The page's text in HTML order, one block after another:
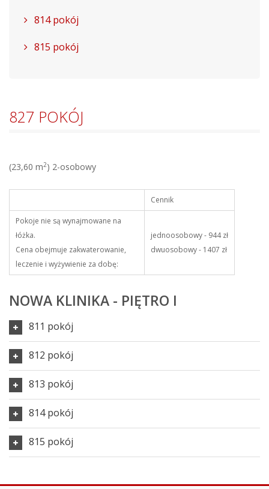
814 pokój
815 pokój
827 POKÓJ
(23,60 m2) 2-osobowy
Cennik
Pokoje nie są wynajmowane na
łóżka.
Cena obejmuje zakwaterowanie,
leczenie i wyżywienie za dobę:
jednoosobowy - 944 zł
dwuosobowy - 1407 zł
NOWA KLINIKA - PIĘTRO I
811 pokój
812 pokój
813 pokój
814 pokój
815 pokój